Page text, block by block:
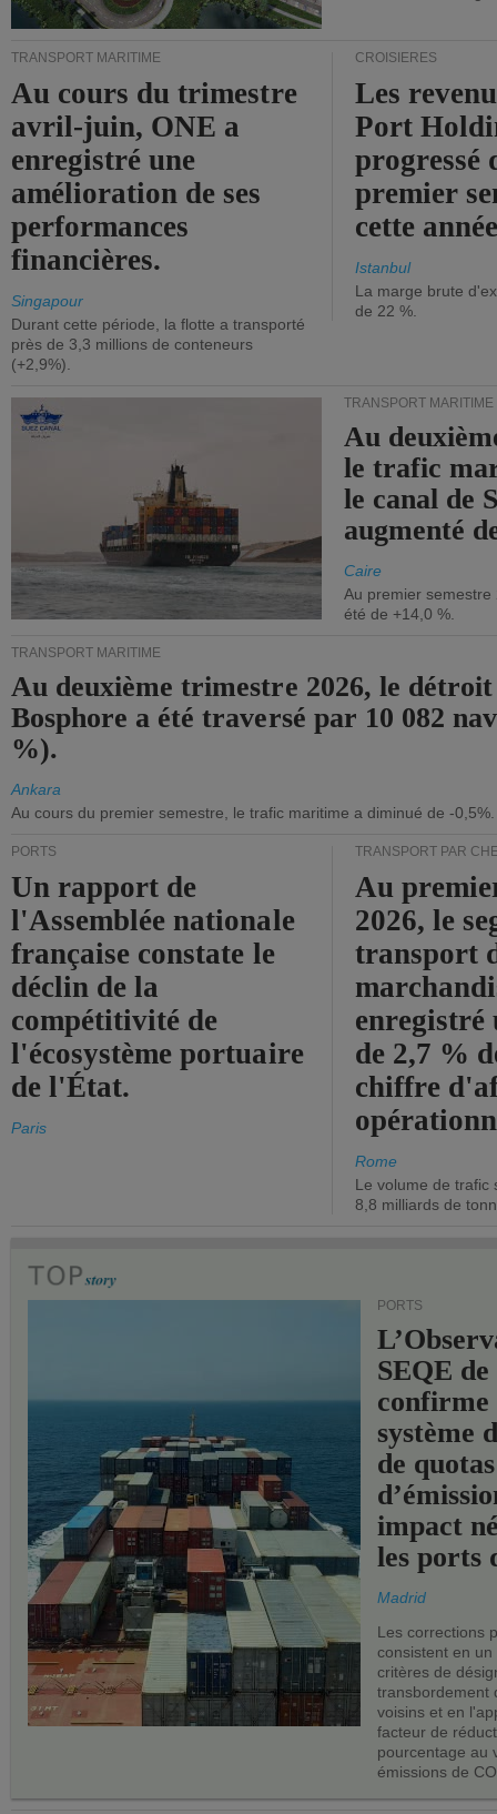
TRANSPORT MARITIME
Au cours du trimestre
avril-juin, ONE a
enregistré une
amélioration de ses
performances
financières.
Singapour
Durant cette période, la flotte a transporté
près de 3,3 millions de conteneurs
(+2,9%).
CROISIÈRES
Les
Port
progressé
premier
cette
Istanbul
La marge brute
de 22 %.
TRANSPORT MARITIME
Au
le trafic
le canal de
augmenté
Caire
Au premier
été de +14,0 %.
TRANSPORT MARITIME
Au deuxième trimestre 2026, le
Bosphore a été traversé par 10 082
%).
Ankara
Au cours du premier semestre, le trafic maritime a diminué de -0,5%.
PORTS
Un rapport de
l'Assemblée nationale
française constate le
déclin de la
compétitivité de
l'écosystème portuaire
de l'État.
Paris
TRANSPORT PAR
Au
2026, le
transport
enregistré
de 2,7 %
chiffre
Rome
Le volume de trafic
8,8 milliards de
PORTS
SEQE de
confirme
système
de quotas
impact
les ports
Madrid
Les corrections
consistent en
critères de
transbordement
voisins et en
facteur de
pourcentage au
émissions de